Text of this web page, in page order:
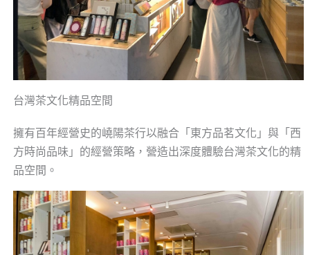
台灣茶文化精品空間
擁有百年經營史的嶢陽茶行以融合「東方品茗文化」與「西
方時尚品味」的經營策略，營造出深度體驗台灣茶文化的精
品空間。